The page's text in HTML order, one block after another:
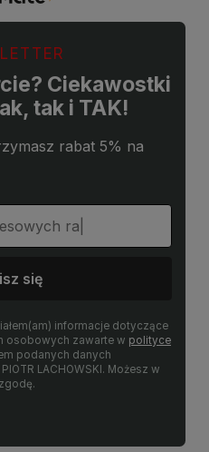
Ciekawostki
tak i TAK!
rabat 5% na
się
informacje dotyczące
osobowych zawarte w polityce
podanych danych
LACHOWSKI. Możesz w